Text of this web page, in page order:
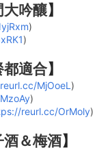
大吟釀】
)
)
都適合】
MjOoeL )
)
reurl.cc/OrMoly)
＆梅酒】